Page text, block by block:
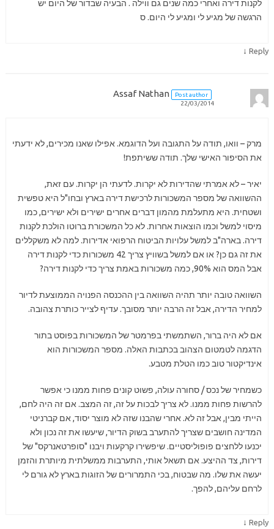
לקנות דירה ואחרי כמה שנים גם ווילה . הבעיה שבדור של היום יש
הרגשה של מגיע לי ומגיע לי היום. ס
Reply
↓
Assaf Nathan
Post author
22/03/2014
מרק – וואו, תודה על התגובה ועל הדוגמא. אפילו שאנו מכירים, לא ידעתי
את הסיפור האישי שלך. תודה ששיתפת!
יאיר – לא אמרתי שהדירות לא יקרות. לדעתי הן יקרות. עם זאת,
ההשוואה של מספר המשכורות לרכישת דירה בארץ ובחו"ל היא טפשית
ושטחית. היא מתעלמת מהמון דברים אחרים ישירים ולא ישירים, כמו
מיסוי למשל וכמו הוצאות אחרות. לא כל המשכורת ברוטו הולכת לקנות
דירה. בארה"ב למשל עלויות הביטוח הרפואי אדירות. למה לא משקללים
את זה גם כן? או אם למשל בשוויץ צריך 42 משכורות כדי לקנות דירה
אבל המס הוא 90%, כמה משכורות באמת צריך כדי לקנות דירה?
השוואה טובה יותר תהיה השוואה בין ההכנסה הפנויה הממוצעת לדיור
למחיר הדירה, אבל זה הרבה יותר מסובך. עדיף לצייר כותרת צהובה.
אם לא היה ברור, השתמשתי בפרמטר של המשכורות בפוסט בתור
הדגמה לטמטום הצהוב בכתבות האלה. מספר המשכורות הוא
אינדיקטור טוב כמו הטלת מטבע.
כשמחיר של נכס / סחורה עולה, פשוט קונים פחות ממנו כי אפשר
להרשות פחות ממנו. לא צריך לבכות על זה, זה המצב. אם זה היה לחם,
הייתי מבין, אבל זה לא. אחרי שהבנו שזה לא מוצר יסוד, אם קברניטי
המדינה חושבים שצריך להתערב בשוק הדיור, שיעשו את זה נכון ולא
יכנעו ללחצים פופוליסטיים. שיפשירו קרקעות ויבנו "סופרטאנרקס" של
דירות, צד ההיצע. אם תשאל אותי, התערבות ממשלתית מיותרת והזמן
יעשה את שלו. מה שבטוח, בכי התמרורים של הזוגות בארץ לא גורם לי
לרחם עליהם, להפך.
Reply
↓